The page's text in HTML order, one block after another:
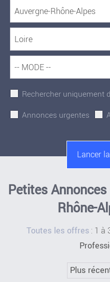
Rechercher uniquement
Annonces urgentes
Petites
Rhône-
Toutes les offres : 1 à